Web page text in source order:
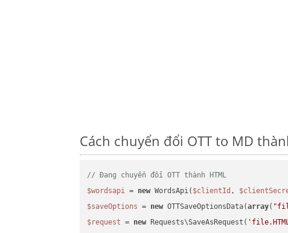
Cách chuyển đổi OTT to MD
// Đang chuyển đổi OTT thành HTML
$wordsapi = new WordsApi( $clientId ,
$saveOptions = new OTTSaveOptionsData(array(
$request = new Requests\SaveAsRequest(